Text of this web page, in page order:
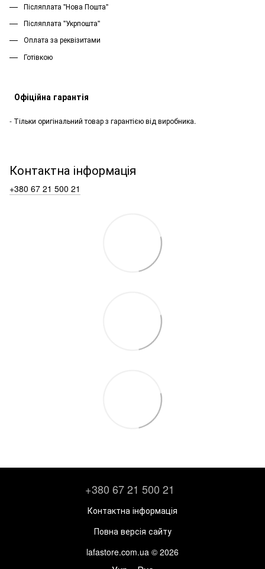
Післяплата "Нова Пошта"
Післяплата "Укрпошта''
Оплата за реквізитами
Готівкою
Офіційна гарантія
- Тільки оригінальний товар з гарантією від виробника.
Контактна інформація
+380 67 21 500 21
+380 67 21 500 21
Контактна інформація
Повна версія сайту
lafastore.com.ua © 2026